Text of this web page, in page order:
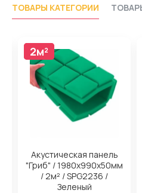
ТОВАРЫ КАТЕГОРИИ
2м²
2м²
Акустическая панель
"Гриб" / 1980х990х50мм
/ 2м² / SPG2236 /
Зеленый